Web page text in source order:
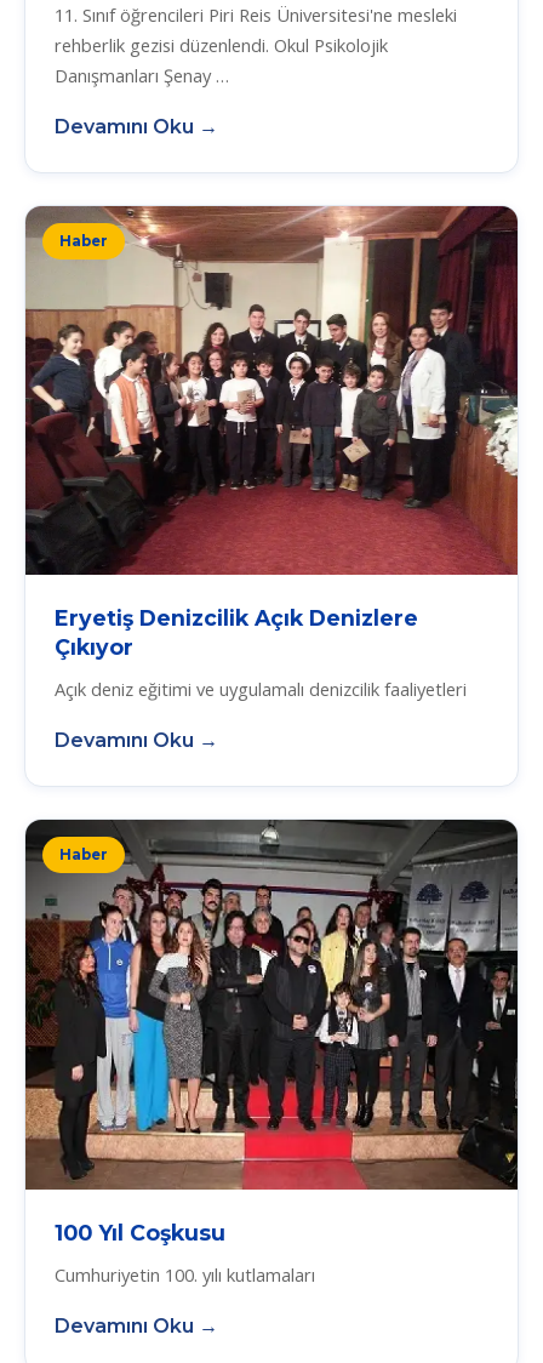
11. Sınıf öğrencileri Piri Reis Üniversitesi'ne mesleki
rehberlik gezisi düzenlendi. Okul Psikolojik
Danışmanları Şenay …
Devamını Oku →
Haber
Eryetiş Denizcilik Açık Denizlere
Çıkıyor
Açık deniz eğitimi ve uygulamalı denizcilik faaliyetleri
Devamını Oku →
Haber
100 Yıl Coşkusu
Cumhuriyetin 100. yılı kutlamaları
Devamını Oku →